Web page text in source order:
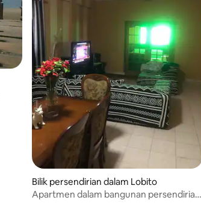
Bilik persendirian dalam Lobito
Apartmen dalam bangunan persendirian